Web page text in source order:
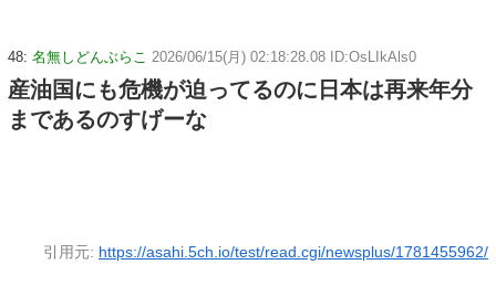
48: 名無しどんぶらこ 2026/06/15(月) 02:18:28.08 ID:OsLIkAls0
産油国にも危機が迫ってるのに日本は再来年分
まであるのすげーな
引用元: https://asahi.5ch.io/test/read.cgi/newsplus/1781455962/